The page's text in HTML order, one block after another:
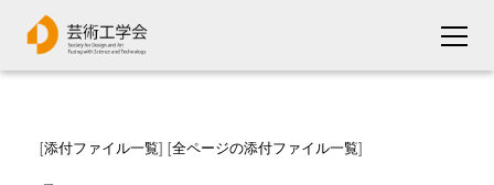
[添付ファイル一覧] [全ページの添付ファイル一覧]